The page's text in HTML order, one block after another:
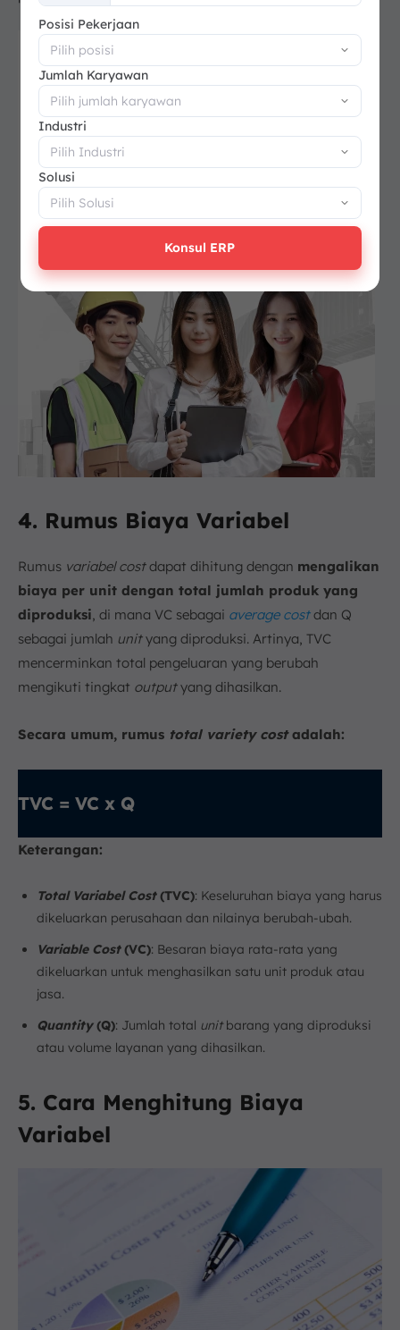
4. Rumus Biaya Variabel
Rumus variabel costdapat dihitung dengan mengalikan
biaya per unit dengan total jumlah produk yang
diproduksi , di mana VC sebagai average costdan Q
sebagai jumlah unityang diproduksi. Artinya, TVC
mencerminkan total pengeluaran yang berubah
mengikuti tingkat outputyang dihasilkan.
Secara umum, rumus total variety costadalah:
TVC = VC x Q
Keterangan:
Total Variabel Cost(TVC): Keseluruhan biaya yang harus
dikeluarkan perusahaan dan nilainya berubah-ubah.
Variable Cost(VC): Besaran biaya rata-rata yang
dikeluarkan untuk menghasilkan satu unit produk atau
jasa.
Quantity(Q): Jumlah total unitbarang yang diproduksi
atau volume layanan yang dihasilkan.
5. Cara Menghitung Biaya
Variabel
+62
Posisi Pekerjaan
Jumlah Karyawan
Industri
Solusi
Konsul ERP